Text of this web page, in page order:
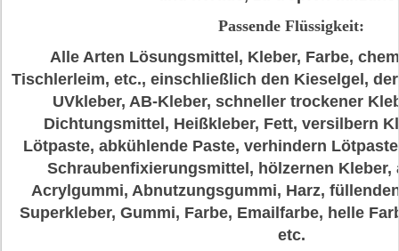
Passende Flüssigkeit:
Alle Arten Lösungsmittel, Kleber, Farbe,
Tischlerleim, etc., einschließlich den Kieselgel,
UVkleber, AB-Kleber, schneller trockener
Dichtungsmittel, Heißkleber, Fett, versilbern
Lötpaste, abkühlende Paste, verhindern
Schraubenfixierungsmittel, hölzernen Kleber,
Acrylgummi, Abnutzungsgummi, Harz,
Superkleber, Gummi, Farbe, Emailfarbe, helle
etc.